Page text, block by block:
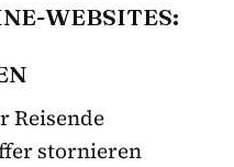
WEBSITES:
Reisende
stornieren